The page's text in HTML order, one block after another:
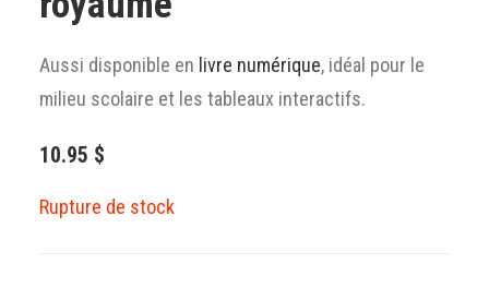
10.95 $
Aussi disponible en livre numérique, idéal pour le
milieu scolaire et les tableaux interactifs.
Rupture de stock